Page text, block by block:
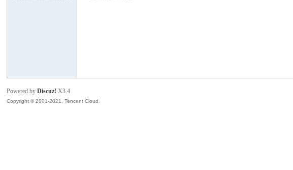
Powered byDiscuz! X3.4
Copyright © 2001-2021, Tencent Cloud.